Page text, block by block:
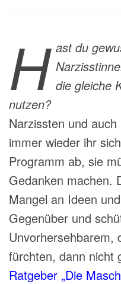
H ast du
die gleiche
nutzen?
Narzissten und
immer wieder ihr
Programm ab, sie
Gedanken machen.
Mangel an Ideen
Gegenüber und
Unvorhersehbarem,
fürchten, dann nicht
Ratgeber „Die